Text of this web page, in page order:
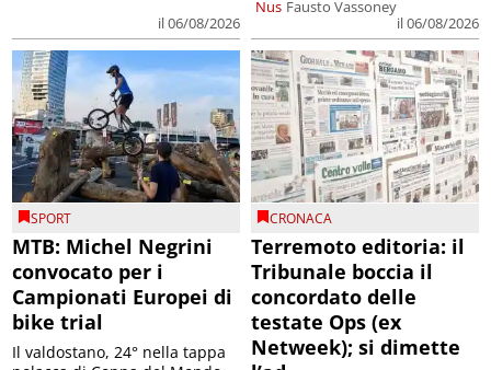
il 06/08/2026
Nus Fausto Vassoney
il 06/08/2026
SPORT
MTB: Michel Negrini
convocato per i
Campionati Europei di
bike trial
Il valdostano, 24° nella tappa
CRONACA
Terremoto editoria: il
Tribunale boccia il
concordato delle
testate Ops (ex
Netweek); si dimette